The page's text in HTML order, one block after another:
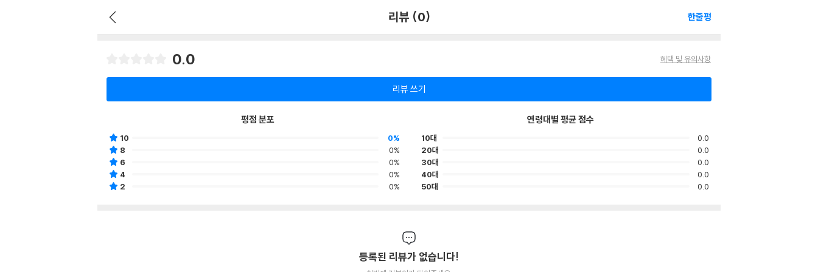
리뷰 (0) 한줄평
0.0 혜택 및 유의사항
리뷰 쓰기
평점 분포
10
0%
8
0%
6
0%
4
0%
2
0%
연령대별 평균 점수
10대
0.0
20대
0.0
30대
0.0
40대
0.0
50대
0.0
등록된 리뷰가 없습니다!